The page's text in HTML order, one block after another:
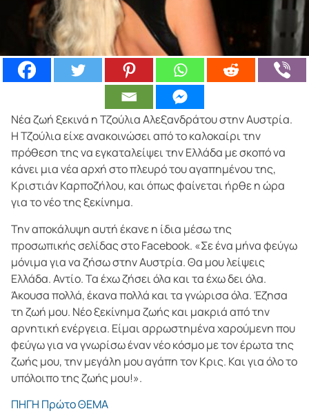
Νέα ζωή ξεκινά η Τζούλια Αλεξανδράτου στην Αυστρία.
Η Τζούλια είχε ανακοινώσει από το καλοκαίρι την
πρόθεση της να εγκαταλείψει την Ελλάδα με σκοπό να
κάνει μια νέα αρχή στο πλευρό του αγαπημένου της,
Κριστιάν Καρποζήλου, και όπως φαίνεται ήρθε η ώρα
για το νέο της ξεκίνημα.
Την αποκάλυψη αυτή έκανε η ίδια μέσω της
προσωπικής σελίδας στο Facebook. «Σε ένα μήνα φεύγω
μόνιμα για να ζήσω στην Αυστρία. Θα μου λείψεις
Ελλάδα. Αντίο. Τα έχω ζήσει όλα και τα έχω δει όλα.
Άκουσα πολλά, έκανα πολλά και τα γνώρισα όλα. Έζησα
τη ζωή μου. Νέο ξεκίνημα ζωής και μακριά από την
αρνητική ενέργεια. Είμαι αρρωστημένα χαρούμενη που
φεύγω για να γνωρίσω έναν νέο κόσμο με τον έρωτα της
ζωής μου, την μεγάλη μου αγάπη τον Κρις. Και για όλο το
υπόλοιπο της ζωής μου!».
ΠΗΓΗ Πρώτο ΘΕΜΑ